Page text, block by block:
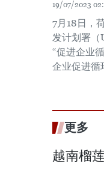
19/07/2023
7月18日，
发计划署（
“促进企业
企业促进循
更多
越南榴